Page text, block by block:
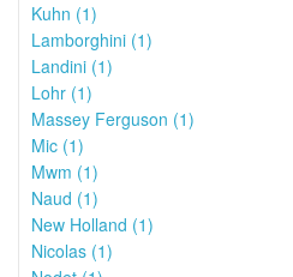
Kuhn (1)
Lamborghini (1)
Landini (1)
Lohr (1)
Massey Ferguson (1)
Mic (1)
Mwm (1)
Naud (1)
New Holland (1)
Nicolas (1)